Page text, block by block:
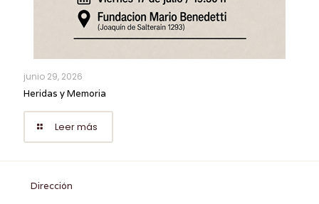
junio 29, 2026
Heridas y Memoria
Leer más
Dirección